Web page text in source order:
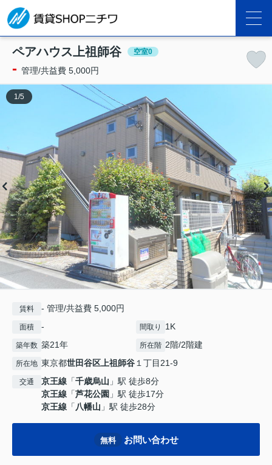
ペアハウス上祖師谷 空室0
- 管理/共益費 5,000円
1 /5
賃料 - 管理/共益費 5,000円
面積 - 間取り 1K
築年数 築21年 所在階 2階/2階建
所在地 東京都世田谷区 上祖師谷 １丁目21-9
交通 京王線 「千歳烏山 」駅 徒歩8分
京王線 「芦花公園 」駅 徒歩17分
京王線 「 八幡山 」駅 徒歩28分
無料 お問い合わせ